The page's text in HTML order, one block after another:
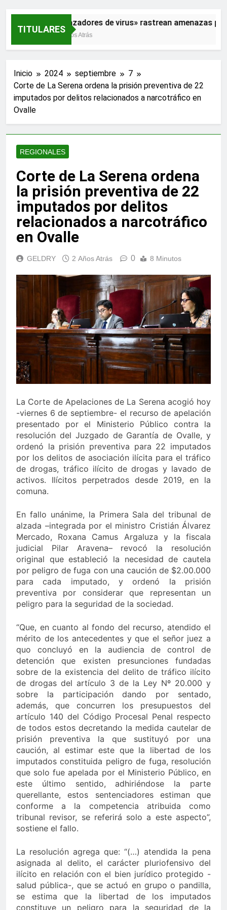
TITULARES
«Cazadores de virus» rastrean amenazas
2 Años Atrás
Inicio 2024 septiembre
7
Corte de La Serena ordena la prisión preventiva de 22
imputados por delitos relacionados a narcotráfico en
Ovalle
REGIONALES
Corte de La Serena ordena
la prisión preventiva de 22
imputados por delitos
relacionados a narcotráfico
en Ovalle
GELDRY 2 Años Atrás 0 8 Minutos
La Corte de Apelaciones de La Serena acogió hoy
-viernes 6 de septiembre- el recurso de apelación
presentado por el Ministerio Público contra la
resolución del Juzgado de Garantía de Ovalle, y
ordenó la prisión preventiva para 22 imputados
por los delitos de asociación ilícita para el tráfico
de drogas, tráfico ilícito de drogas y lavado de
activos. Ilícitos perpetrados desde 2019, en la
comuna.
En fallo unánime, la Primera Sala del tribunal de
alzada –integrada por el ministro Cristián Álvarez
Mercado, Roxana Camus Argaluza y la fiscala
judicial Pilar Aravena– revocó la resolución
original que estableció la necesidad de cautela
por peligro de fuga con una caución de $2.00.000
para cada imputado, y ordenó la prisión
preventiva por considerar que representan un
peligro para la seguridad de la sociedad.
“Que, en cuanto al fondo del recurso, atendido el
mérito de los antecedentes y que el señor juez a
quo concluyó en la audiencia de control de
detención que existen presunciones fundadas
sobre de la existencia del delito de tráfico ilícito
de drogas del artículo 3 de la Ley Nº 20.000 y
sobre la participación dando por sentado,
además, que concurren los presupuestos del
artículo 140 del Código Procesal Penal respecto
de todos estos decretando la medida cautelar de
prisión preventiva la que sustituyó por una
caución, al estimar este que la libertad de los
imputados constituida peligro de fuga, resolución
que solo fue apelada por el Ministerio Público, en
este último sentido, adhiriéndose la parte
querellante, estos sentenciadores estiman que
conforme a la competencia atribuida como
tribunal revisor, se referirá solo a este aspecto”,
sostiene el fallo.
La resolución agrega que: “(…) atendida la pena
asignada al delito, el carácter pluriofensivo del
ilícito en relación con el bien jurídico protegido -
salud pública-, que se actuó en grupo o pandilla,
se estima que la libertad de los imputados
constituye un peligro para la seguridad de la